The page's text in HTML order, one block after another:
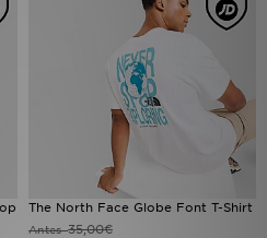
The North Face Globe Font T-Shirt
Antes35,00€